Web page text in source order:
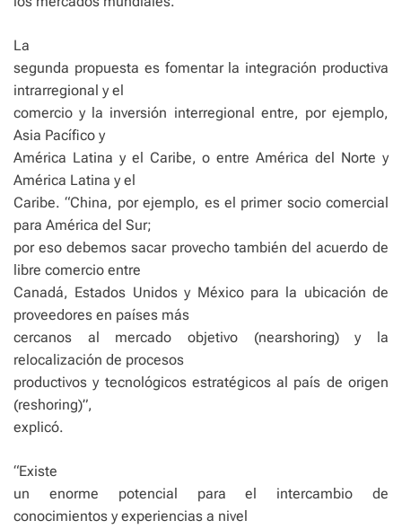
La
segunda propuesta es fomentar la integración productiva
intrarregional y el
comercio y la inversión interregional entre, por ejemplo,
Asia Pacífico y
América Latina y el Caribe, o entre América del Norte y
América Latina y el
Caribe. “China, por ejemplo, es el primer socio comercial
para América del Sur;
por eso debemos sacar provecho también del acuerdo de
libre comercio entre
Canadá, Estados Unidos y México para la ubicación de
proveedores en países más
cercanos al mercado objetivo (nearshoring) y la
relocalización de procesos
productivos y tecnológicos estratégicos al país de origen
(reshoring)”,
explicó.
“Existe
un enorme potencial para el intercambio de
conocimientos y experiencias a nivel